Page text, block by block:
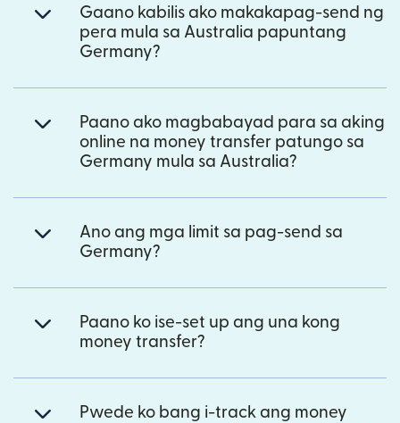
Gaano kabilis ako makakapag-send ng
pera mula sa Australia papuntang
Germany?
Paano ako magbabayad para sa aking
online na money transfer patungo sa
Germany mula sa Australia?
Ano ang mga limit sa pag-send sa
Germany?
Paano ko ise-set up ang una kong
money transfer?
Pwede ko bang i-track ang money